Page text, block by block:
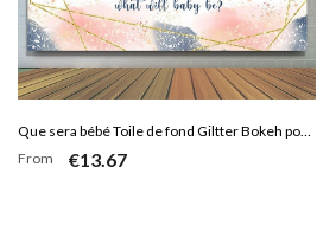
Que sera bébé Toile de fond Giltter Bokeh pour
Baby Shower
From €13.67